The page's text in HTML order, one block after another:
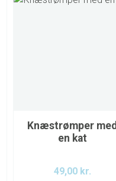
Knæstrømper med
en kat
49,00 kr.